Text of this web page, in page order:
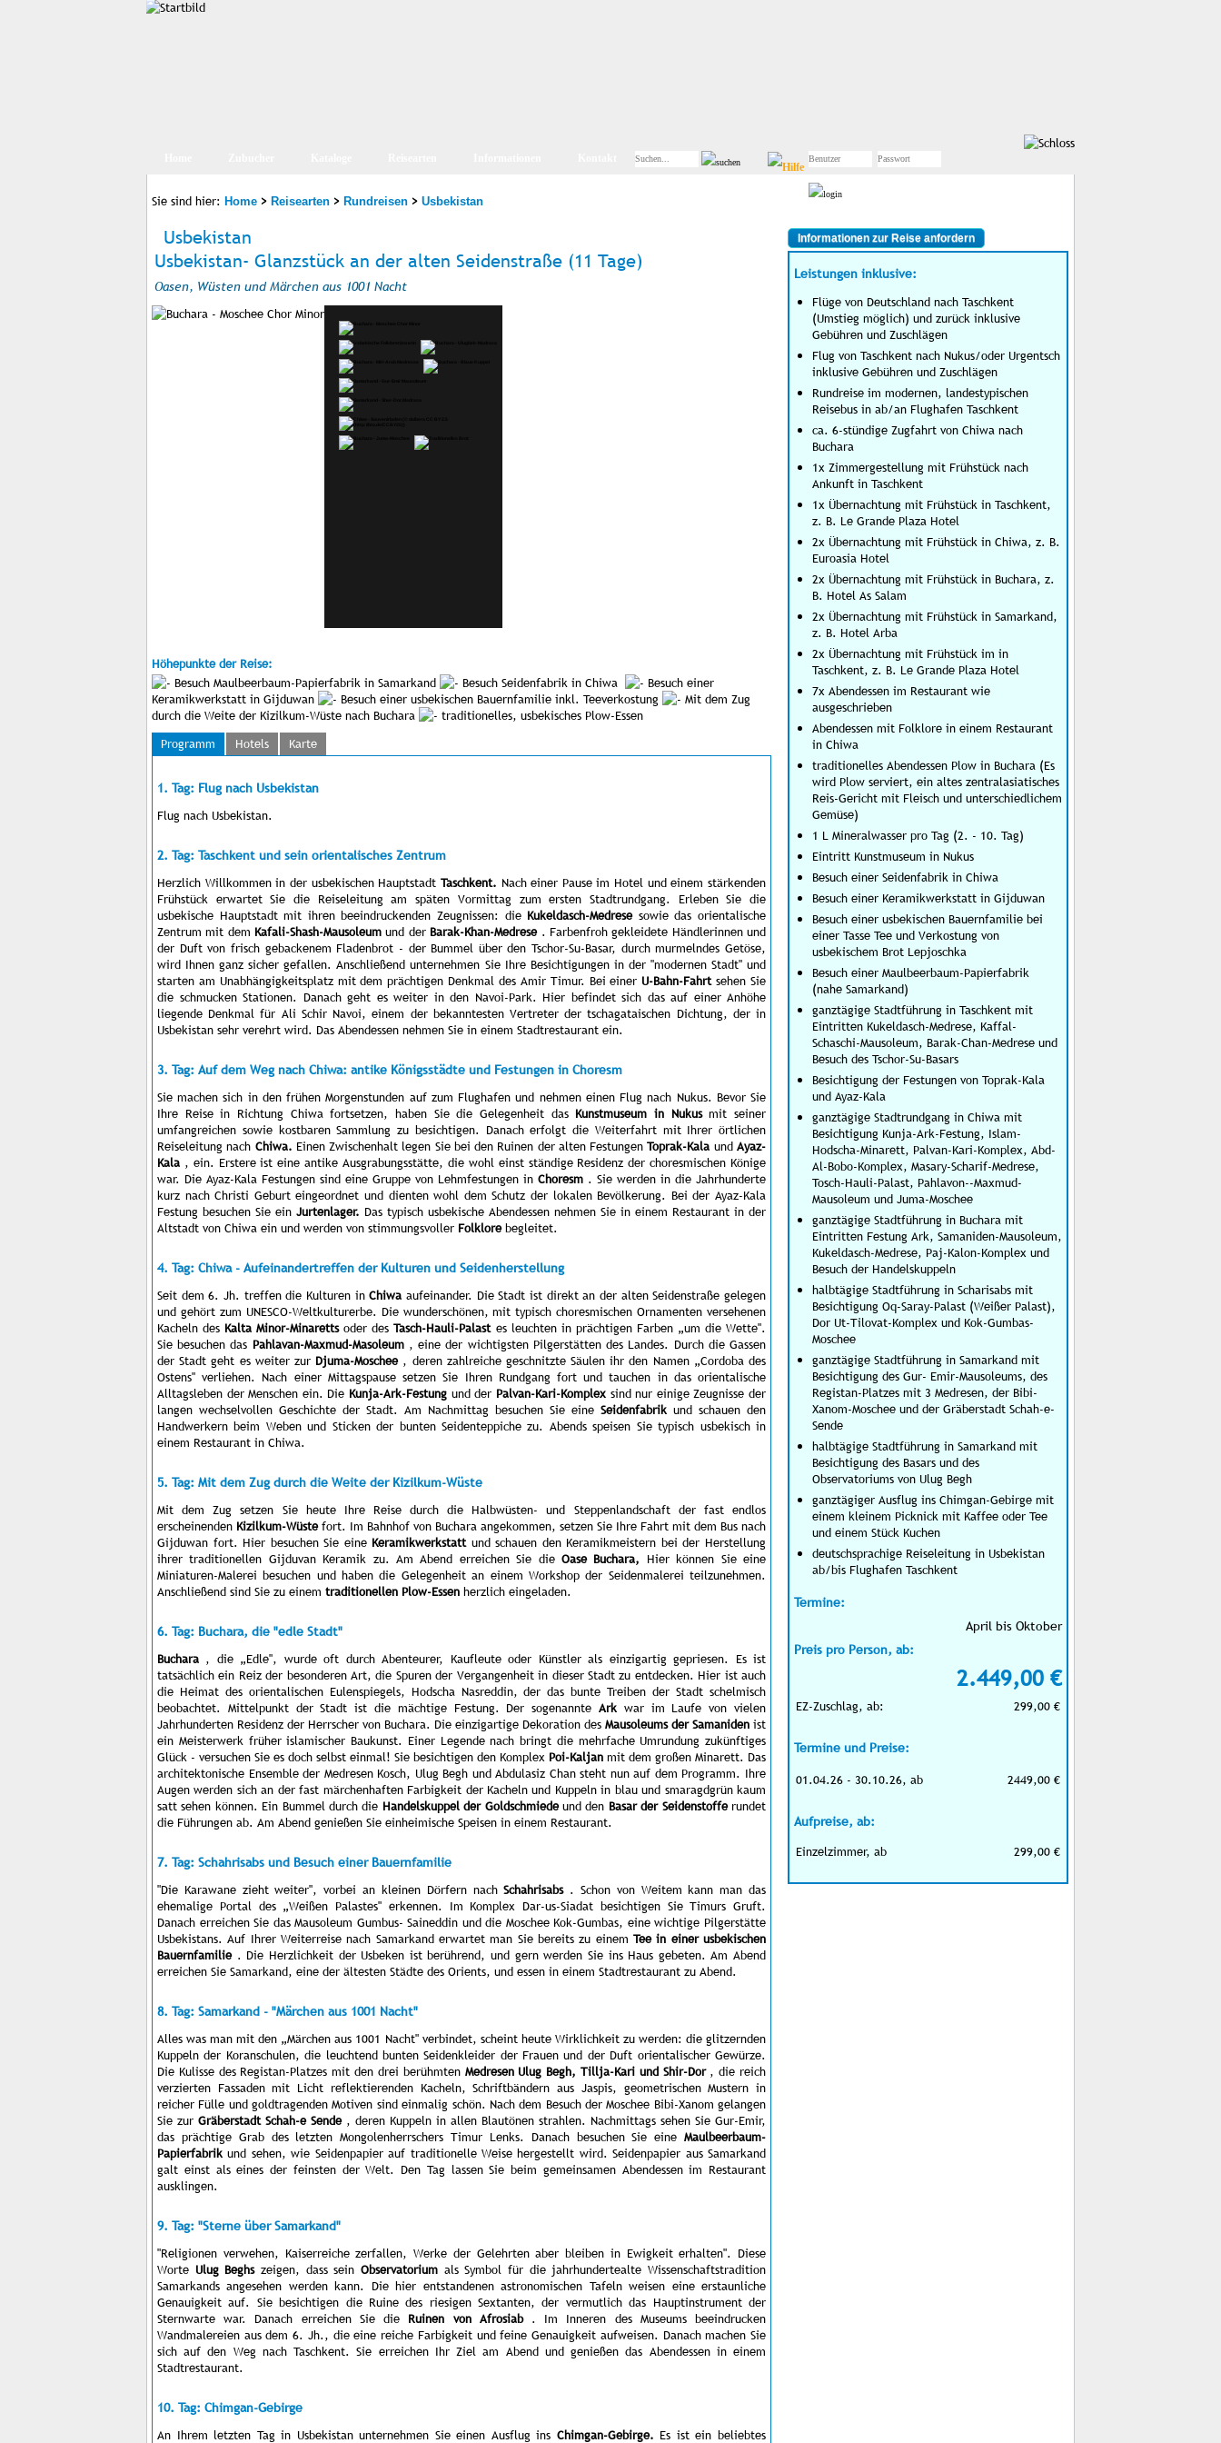
Sie sind hier: Home > Reisearten > Rundreisen > Usbekistan
Usbekistan
Usbekistan- Glanzstück an der alten Seidenstraße (11 Tage)
Oasen, Wüsten und Märchen aus 1001 Nacht
Höhepunkte der Reise:
Besuch Maulbeerbaum-Papierfabrik in Samarkand
Besuch Seidenfabrik in Chiwa
Besuch einer
Keramikwerkstatt in Gijduwan
Besuch einer usbekischen Bauernfamilie inkl. Teeverkostung
Mit dem Zug
durch die Weite der Kizilkum-Wüste nach Buchara
traditionelles, usbekisches Plow-Essen
Programm
Hotels Karte
1. Tag: Flug nach Usbekistan
Flug nach Usbekistan.
2. Tag: Taschkent und sein orientalisches Zentrum
Herzlich Willkommen in der usbekischen Hauptstadt Taschkent. Nach einer Pause im Hotel und einem stärkenden
Frühstück erwartet Sie die Reiseleitung am späten Vormittag zum ersten Stadtrundgang. Erleben Sie die
usbekische Hauptstadt mit ihren beeindruckenden Zeugnissen: die Kukeldasch-Medrese sowie das orientalische
Zentrum mit dem Kafali-Shash-Mausoleum und der Barak-Khan-Medrese. Farbenfroh gekleidete Händlerinnen und
der Duft von frisch gebackenem Fladenbrot - der Bummel über den Tschor-Su-Basar, durch murmelndes Getöse,
wird Ihnen ganz sicher gefallen. Anschließend unternehmen Sie Ihre Besichtigungen in der "modernen Stadt" und
starten am Unabhängigkeitsplatz mit dem prächtigen Denkmal des Amir Timur. Bei einer U-Bahn-Fahrtsehen Sie
die schmucken Stationen. Danach geht es weiter in den Navoi-Park. Hier befindet sich das auf einer Anhöhe
liegende Denkmal für Ali Schir Navoi, einem der bekanntesten Vertreter der tschagataischen Dichtung, der in
Usbekistan sehr verehrt wird. Das Abendessen nehmen Sie in einem Stadtrestaurant ein.
3. Tag: Auf dem Weg nach Chiwa: antike Königsstädte und Festungen in Choresm
Sie machen sich in den frühen Morgenstunden auf zum Flughafen und nehmen einen Flug nach Nukus. Bevor Sie
Ihre Reise in Richtung Chiwa fortsetzen, haben Sie die Gelegenheit das Kunstmuseum in Nukusmit seiner
umfangreichen sowie kostbaren Sammlung zu besichtigen. Danach erfolgt die Weiterfahrt mit Ihrer örtlichen
Reiseleitung nach Chiwa. Einen Zwischenhalt legen Sie bei den Ruinen der alten Festungen Toprak-Kala undAyaz-
Kala , ein. Erstere ist eine antike Ausgrabungsstätte, die wohl einst ständige Residenz der choresmischen Könige
war. Die Ayaz-Kala Festungen sind eine Gruppe von Lehmfestungen in Choresm . Sie werden in die Jahrhunderte
kurz nach Christi Geburt eingeordnet und dienten wohl dem Schutz der lokalen Bevölkerung. Bei der Ayaz-Kala
Festung besuchen Sie ein Jurtenlager. Das typisch usbekische Abendessen nehmen Sie in einem Restaurant in der
Altstadt von Chiwa ein und werden von stimmungsvoller Folklorebegleitet.
4. Tag: Chiwa - Aufeinandertreffen der Kulturen und Seidenherstellung
Seit dem 6. Jh. treffen die Kulturen inChiwa aufeinander. Die Stadt ist direkt an der alten Seidenstraße gelegen
und gehört zum UNESCO-Weltkulturerbe. Die wunderschönen, mit typisch choresmischen Ornamenten versehenen
Kacheln des Kalta Minor-Minarettsoder desTasch-Hauli-Palastes leuchten in prächtigen Farben „um die Wette".
Sie besuchen das Pahlavan-Maxmud-Masoleum, eine der wichtigsten Pilgerstätten des Landes. Durch die Gassen
der Stadt geht es weiter zur Djuma-Moschee, deren zahlreiche geschnitzte Säulen ihr den Namen „Cordoba des
Ostens" verliehen. Nach einer Mittagspause setzen Sie Ihren Rundgang fort und tauchen in das orientalische
Alltagsleben der Menschen ein. Die Kunja-Ark-Festung und der Palvan-Kari-Komplexsind nur einige Zeugnisse der
langen wechselvollen Geschichte der Stadt. Am Nachmittag besuchen Sie eine Seidenfabrik und schauen den
Handwerkern beim Weben und Sticken der bunten Seidenteppiche zu. Abends speisen Sie typisch usbekisch in
einem Restaurant in Chiwa.
5. Tag: Mit dem Zug durch die Weite der Kizilkum-Wüste
Mit dem Zug setzen Sie heute Ihre Reise durch die Halbwüsten- und Steppenlandschaft der fast endlos
erscheinenden Kizilkum-Wüstefort. Im Bahnhof von Buchara angekommen, setzen Sie Ihre Fahrt mit dem Bus nach
Gijduwan fort. Hier besuchen Sie eine Keramikwerkstattund schauen den Keramikmeistern bei der Herstellung
ihrer traditionellen Gijduvan Keramik zu. Am Abend erreichen Sie die Oase Buchara, Hier können Sie eine
Miniaturen-Malerei besuchen und haben die Gelegenheit an einem Workshop der Seidenmalerei teilzunehmen.
Anschließend sind Sie zu einem traditionellen Plow-Essen herzlich eingeladen.
6. Tag: Buchara, die "edle Stadt"
Buchara , die „Edle", wurde oft durch Abenteurer, Kaufleute oder Künstler als einzigartig gepriesen. Es ist
tatsächlich ein Reiz der besonderen Art, die Spuren der Vergangenheit in dieser Stadt zu entdecken. Hier ist auch
die Heimat des orientalischen Eulenspiegels, Hodscha Nasreddin, der das bunte Treiben der Stadt schelmisch
beobachtet. Mittelpunkt der Stadt ist die mächtige Festung. Der sogenannte Ark war im Laufe von vielen
Jahrhunderten Residenz der Herrscher von Buchara. Die einzigartige Dekoration des Mausoleums der Samaniden ist
ein Meisterwerk früher islamischer Baukunst. Einer Legende nach bringt die mehrfache Umrundung zukünftiges
Glück - versuchen Sie es doch selbst einmal! Sie besichtigen den Komplex Poi-Kaljan mit dem großen Minarett. Das
architektonische Ensemble der Medresen Kosch, Ulug Begh und Abdulasiz Chan steht nun auf dem Programm. Ihre
Augen werden sich an der fast märchenhaften Farbigkeit der Kacheln und Kuppeln in blau und smaragdgrün kaum
satt sehen können. Ein Bummel durch die Handelskuppel der Goldschmiedeund den Basar der Seidenstofferundet
die Führungen ab. Am Abend genießen Sie einheimische Speisen in einem Restaurant.
7. Tag: Schahrisabs und Besuch einer Bauernfamilie
"Die Karawane zieht weiter", vorbei an kleinen Dörfern nachSchahrisabs. Schon von Weitem kann man das
ehemalige Portal des „Weißen Palastes" erkennen. Im Komplex Dar-us-Siadat besichtigen Sie Timurs Gruft.
Danach erreichen Sie das Mausoleum Gumbus- Saineddin und die Moschee Kok-Gumbas, eine wichtige Pilgerstätte
Usbekistans. Auf Ihrer Weiterreise nach Samarkand erwartet man Sie bereits zu einem Tee in einer usbekischen
Bauernfamilie. Die Herzlichkeit der Usbeken ist berührend, und gern werden Sie ins Haus gebeten. Am Abend
erreichen Sie Samarkand, eine der ältesten Städte des Orients, und essen in einem Stadtrestaurant zu Abend.
8. Tag: Samarkand - "Märchen aus 1001 Nacht"
Alles was man mit den „Märchen aus 1001 Nacht" verbindet, scheint heute Wirklichkeit zu werden: die glitzernden
Kuppeln der Koranschulen, die leuchtend bunten Seidenkleider der Frauen und der Duft orientalischer Gewürze.
Die Kulisse des Registan-Platzes mit den drei berühmten Medresen Ulug Begh, Tillja-Kari und Shir-Dor, die reich
verzierten Fassaden mit Licht reflektierenden Kacheln, Schriftbändern aus Jaspis, geometrischen Mustern in
reicher Fülle und goldtragenden Motiven sind einmalig schön. Nach dem Besuch der Moschee Bibi-Xanom gelangen
Sie zur Gräberstadt Schah-e Sende, deren Kuppeln in allen Blautönen strahlen. Nachmittags sehen Sie Gur-Emir,
das prächtige Grab des letzten Mongolenherrschers Timur Lenks. Danach besuchen Sie eine Maulbeerbaum-
Papierfabrik und sehen, wie Seidenpapier auf traditionelle Weise hergestellt wird. Seidenpapier aus Samarkand
galt einst als eines der feinsten der Welt. Den Tag lassen Sie beim gemeinsamen Abendessen im Restaurant
ausklingen.
9. Tag: "Sterne über Samarkand"
"Religionen verwehen, Kaiserreiche zerfallen, Werke der Gelehrten aber bleiben in Ewigkeit erhalten". Diese
Worte Ulug Beghszeigen, dass seinObservatorium als Symbol für die jahrhundertealte Wissenschaftstradition
Samarkands angesehen werden kann. Die hier entstandenen astronomischen Tafeln weisen eine erstaunliche
Genauigkeit auf. Sie besichtigen die Ruine des riesigen Sextanten, der vermutlich das Hauptinstrument der
Sternwarte war. Danach erreichen Sie die Ruinen von Afrosiab. Im Inneren des Museums beeindrucken
Wandmalereien aus dem 6. Jh., die eine reiche Farbigkeit und feine Genauigkeit aufweisen. Danach machen Sie
sich auf den Weg nach Taschkent. Sie erreichen Ihr Ziel am Abend und genießen das Abendessen in einem
Stadtrestaurant.
10. Tag: Chimgan-Gebirge
An Ihrem letzten Tag in Usbekistan unternehmen Sie einen Ausflug ins Chimgan-Gebirge. Es ist ein beliebtes
Informationen zur Reise anfordern
Leistungen inklusive:
Flüge von Deutschland nach Taschkent
(Umstieg möglich) und zurück inklusive
Gebühren und Zuschlägen
Flug von Taschkent nach Nukus/oder Urgentsch
inklusive Gebühren und Zuschlägen
Rundreise im modernen, landestypischen
Reisebus in ab/an Flughafen Taschkent
ca. 6-stündige Zugfahrt von Chiwa nach
Buchara
1x Zimmergestellung mit Frühstück nach
Ankunft in Taschkent
1x Übernachtung mit Frühstück in Taschkent,
z. B. Le Grande Plaza Hotel
2x Übernachtung mit Frühstück in Chiwa, z. B.
Euroasia Hotel
2x Übernachtung mit Frühstück in Buchara, z.
B. Hotel As Salam
2x Übernachtung mit Frühstück in Samarkand,
z. B. Hotel Arba
2x Übernachtung mit Frühstück im in
Taschkent, z. B. Le Grande Plaza Hotel
7x Abendessen im Restaurant wie
ausgeschrieben
Abendessen mit Folklore in einem Restaurant
in Chiwa
traditionelles Abendessen Plow in Buchara (Es
wird Plow serviert, ein altes zentralasiatisches
Reis-Gericht mit Fleisch und unterschiedlichem
Gemüse)
1 L Mineralwasser pro Tag (2. - 10. Tag)
Eintritt Kunstmuseum in Nukus
Besuch einer Seidenfabrik in Chiwa
Besuch einer Keramikwerkstatt in Gijduwan
Besuch einer usbekischen Bauernfamilie bei
einer Tasse Tee und Verkostung von
usbekischem Brot Lepjoschka
Besuch einer Maulbeerbaum-Papierfabrik
(nahe Samarkand)
ganztägige Stadtführung in Taschkent mit
Eintritten Kukeldasch-Medrese, Kaffal-
Schaschi-Mausoleum, Barak-Chan-Medrese und
Besuch des Tschor-Su-Basars
Besichtigung der Festungen von Toprak-Kala
und Ayaz-Kala
ganztägige Stadtrundgang in Chiwa mit
Besichtigung Kunja-Ark-Festung, Islam-
Hodscha-Minarett, Palvan-Kari-Komplex, Abd-
Al-Bobo-Komplex, Masary-Scharif-Medrese,
Tosch-Hauli-Palast, Pahlavon--Maxmud-
Mausoleum und Juma-Moschee
ganztägige Stadtführung in Buchara mit
Eintritten Festung Ark, Samaniden-Mausoleum,
Kukeldasch-Medrese, Paj-Kalon-Komplex und
Besuch der Handelskuppeln
halbtägige Stadtführung in Scharisabs mit
Besichtigung Oq-Saray-Palast (Weißer Palast),
Dor Ut-Tilovat-Komplex und Kok-Gumbas-
Moschee
ganztägige Stadtführung in Samarkand mit
Besichtigung des Gur- Emir-Mausoleums, des
Registan-Platzes mit 3 Medresen, der Bibi-
Xanom-Moschee und der Gräberstadt Schah-e-
Sende
halbtägige Stadtführung in Samarkand mit
Besichtigung des Basars und des
Observatoriums von Ulug Begh
ganztägiger Ausflug ins Chimgan-Gebirge mit
einem kleinem Picknick mit Kaffee oder Tee
und einem Stück Kuchen
deutschsprachige Reiseleitung in Usbekistan
ab/bis Flughafen Taschkent
Termine:
April bis Oktober
Preis pro Person, ab:
2.449,00 €
EZ-Zuschlag, ab: 299,00 €
Termine und Preise:
01.04.26 - 30.10.26, ab
2449,00 €
Aufpreise, ab:
Einzelzimmer, ab
299,00 €